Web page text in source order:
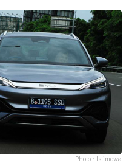
Photo : Istimewa